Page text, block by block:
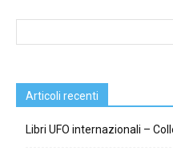
Articoli recenti
Libri UFO internazionali –